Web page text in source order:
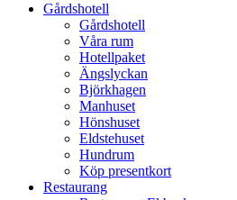
Gårdshotell
Gårdshotell
Våra rum
Hotellpaket
Ängslyckan
Björkhagen
Manhuset
Hönshuset
Eldstehuset
Hundrum
Köp presentkort
Restaurang